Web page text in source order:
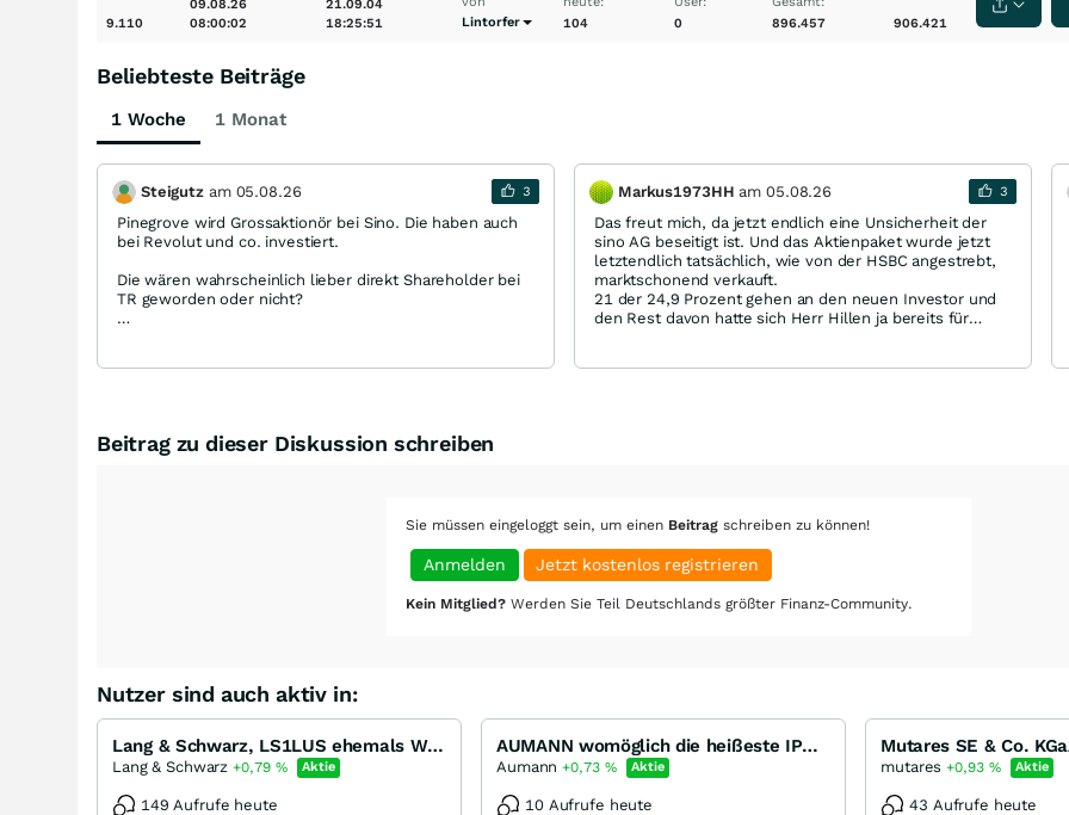
9.110
09.08.26
08:00:02
21.09.04
18:25:51
Lintorfer
104
0
896.457
906.421
Beliebteste Beiträge
1 Woche 1 Monat
Steigutz am 05.08.26 3
Pinegrove wird Grossaktionör bei Sino. Die haben auch
bei Revolut und co. investiert.
Die wären wahrscheinlich lieber direkt Shareholder bei
TR geworden oder nicht?
Markus1973HH am05.08.26 3
Das freut mich, da jetzt endlich eine Unsicherheit der
sino AG beseitigt ist. Und das Aktienpaket wurde jetzt
letztendlich tatsächlich, wie von der HSBC angestrebt,
marktschonend verkauft.
21 der 24,9 Prozent gehen an den neuen Investor und
den Rest davon hatte sich Herr Hillen ja bereits für
wollte.
Beitrag zu dieser Diskussion schreiben
Sie müssen eingeloggt sein, um einen Beitrag schreiben zu können!
Anmelden Jetzt kostenlos registrieren
Kein Mitglied? Werden Sie Teil Deutschlands größter Finanz-Community.
Nutzer sind auch aktiv in:
Lang & Schwarz, LS1LUS ehemals WKN 645932 - LS-X
Lang & Schwarz +0,79% Aktie
149 Aufrufe heute
AUMANN womöglich die heißeste IPO der e-Mobilität
Aumann +0,73% Aktie
10 Aufrufe heute
mutares +0,93% Aktie
43 Aufrufe heute